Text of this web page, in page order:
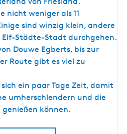
nicht weniger als 11
sind winzig klein, andere
Elf-Städte-Stadt durchgehen.
Douwe Egberts, bis zur
Route gibt es viel zu
ein paar Tage Zeit, damit
umherschlendern und die
können.